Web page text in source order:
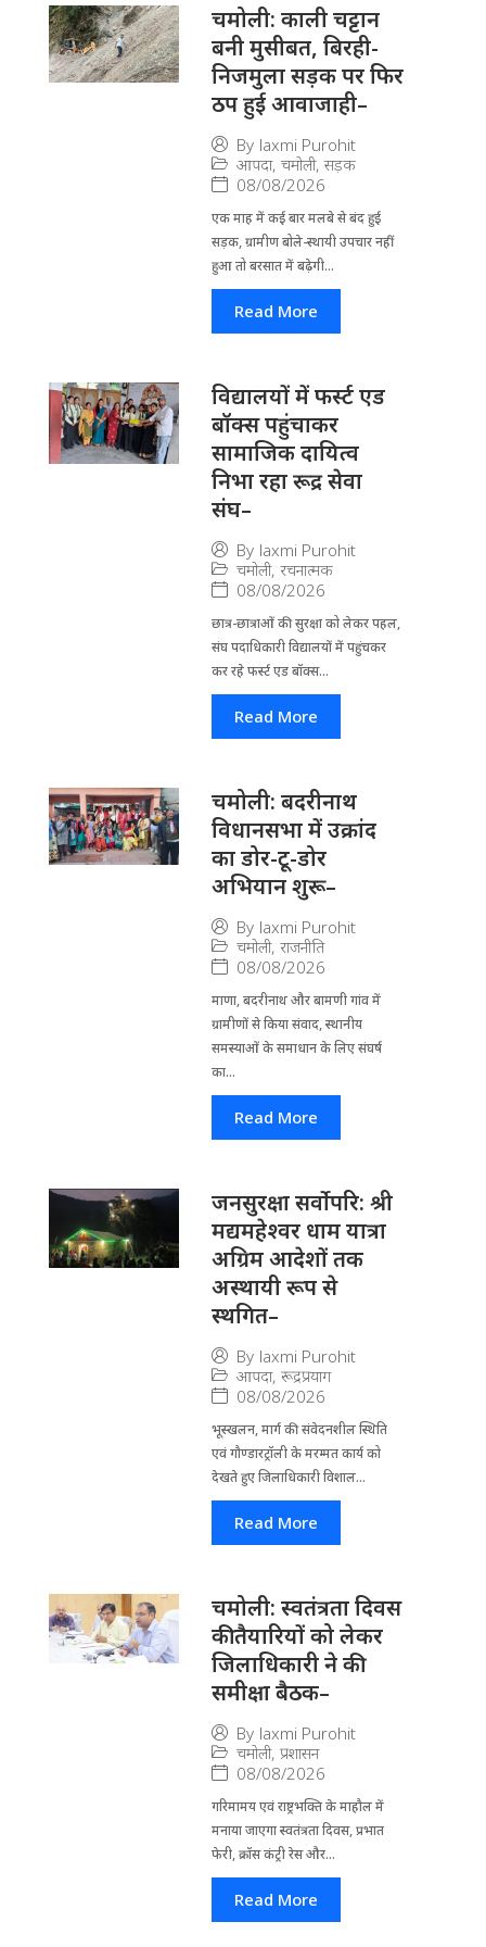
चमोली: काली चट्टान
बनी मुसीबत, बिरही-
निजमुला सड़क पर फिर
ठप हुई आवाजाही–
By laxmi Purohit
आपदा, चमोली, सड़क
08/08/2026
एक माह में कई बार मलबे से बंद हुई
सड़क, ग्रामीण बोले-स्थायी उपचार नहीं
हुआ तो बरसात में बढ़ेगी...
Read More
विद्यालयों में फर्स्ट एड
बॉक्स पहुंचाकर
सामाजिक दायित्व
निभा रहा रूद्र सेवा
संघ–
By laxmi Purohit
चमोली, रचनात्मक
08/08/2026
छात्र-छात्राओं की सुरक्षा को लेकर पहल,
संघ पदाधिकारी विद्यालयों में पहुंचकर
कर रहे फर्स्ट एड बॉक्स...
Read More
चमोली: बदरीनाथ
विधानसभा में उक्रांद
का डोर-टू-डोर
अभियान शुरू–
By laxmi Purohit
चमोली, राजनीति
08/08/2026
माणा, बदरीनाथ और बामणी गांव में
ग्रामीणों से किया संवाद, स्थानीय
समस्याओं के समाधान के लिए संघर्ष
का...
Read More
जनसुरक्षा सर्वोपरि: श्री
मद्यमहेश्वर धाम यात्रा
अग्रिम आदेशों तक
अस्थायी रूप से
स्थगित–
By laxmi Purohit
आपदा, रूद्रप्रयाग
08/08/2026
भूस्खलन, मार्ग की संवेदनशील स्थिति
एवं गौण्डारट्रॉली के मरम्मत कार्य को
देखते हुए जिलाधिकारी विशाल...
Read More
चमोली: स्वतंत्रता दिवस
की तैयारियों को लेकर
जिलाधिकारी ने की
समीक्षा बैठक–
By laxmi Purohit
चमोली, प्रशासन
08/08/2026
गरिमामय एवं राष्ट्रभक्ति के माहौल में
मनाया जाएगा स्वतंत्रता दिवस, प्रभात
फेरी, क्रॉस कंट्री रेस और...
Read More